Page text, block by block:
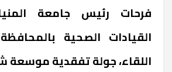
فرحات رئيس جامعة
القيادات الصحية
اللقاء، جولة تفقدية